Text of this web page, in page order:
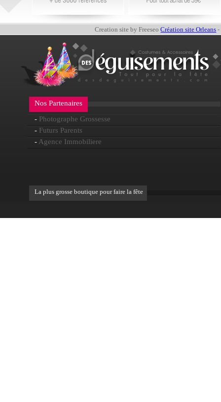
Creation site by FreeseoCréation site Orleans -
Nos Partenaires
- Photographe Grossesse
- Futurs Parents
- Agence Immobiliere
La plus grosse boutique pour faire la fête